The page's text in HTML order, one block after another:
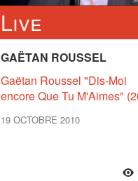
Live
GAËTAN ROUSSEL
Gaëtan Roussel "Dis-Moi
encore Que Tu M'Aimes"
19 OCTOBRE 2010